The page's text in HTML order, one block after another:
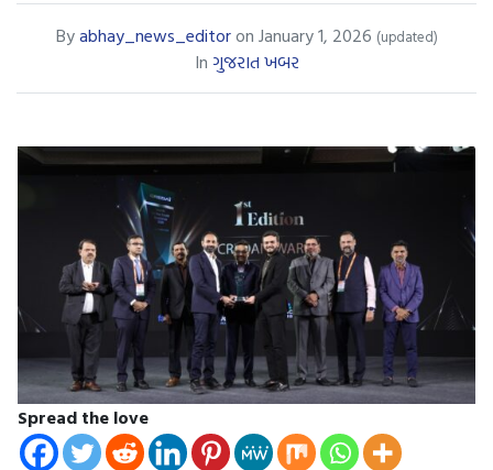
Byabhay_news_editoron January 1, 2026 (updated)
In ગુજરાત ખબર
Spread the love